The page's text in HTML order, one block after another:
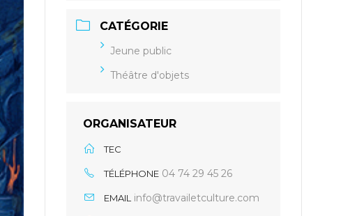
CATÉGORIE
Jeune public
Théâtre d'objets
ORGANISATEUR
TEC
TÉLÉPHONE 04 74 29 45 26
EMAIL info@travailetculture.com